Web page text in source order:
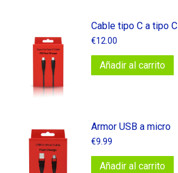
Cable tipo C a tipo C
€12.00
Añadir al carrito
Armor USB a micro
€9.99
Añadir al carrito